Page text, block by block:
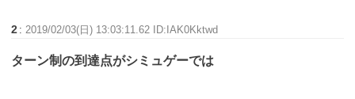
2 : 2019/02/03(日) 13:03:11.62 ID:IAK0Kktwd
ターン制の到達点がシミュゲーでは